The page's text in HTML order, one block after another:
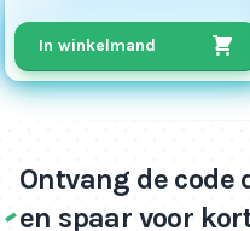
In winkelmand
Ontvang de code
en spaar voor